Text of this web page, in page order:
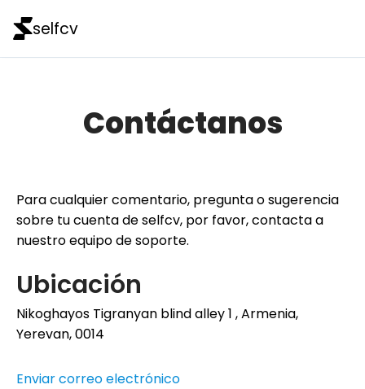
selfcv
Contáctanos
Para cualquier comentario, pregunta o sugerencia
sobre tu cuenta de selfcv, por favor, contacta a
nuestro equipo de soporte.
Ubicación
Nikoghayos Tigranyan blind alley 1 , Armenia,
Yerevan, 0014
Enviar correo electrónico